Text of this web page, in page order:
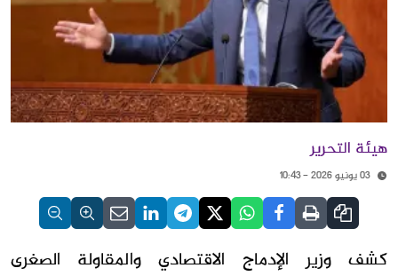
هيئة التحرير
03 يونيو 2026 - 10:43
كشف وزير الإدماج الاقتصادي والمقاولة الصغرى